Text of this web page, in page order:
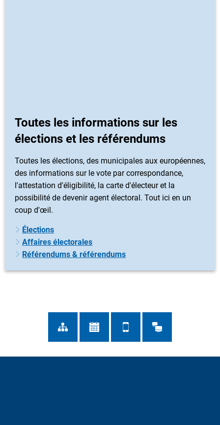
Toutes les informations sur les
élections et les référendums
Toutes les élections, des municipales aux européennes,
des informations sur le vote par correspondance,
l'attestation d'éligibilité, la carte d'électeur et la
possibilité de devenir agent électoral. Tout ici en un
coup d'œil.
Élections
Affaires électorales
Référendums & référendums